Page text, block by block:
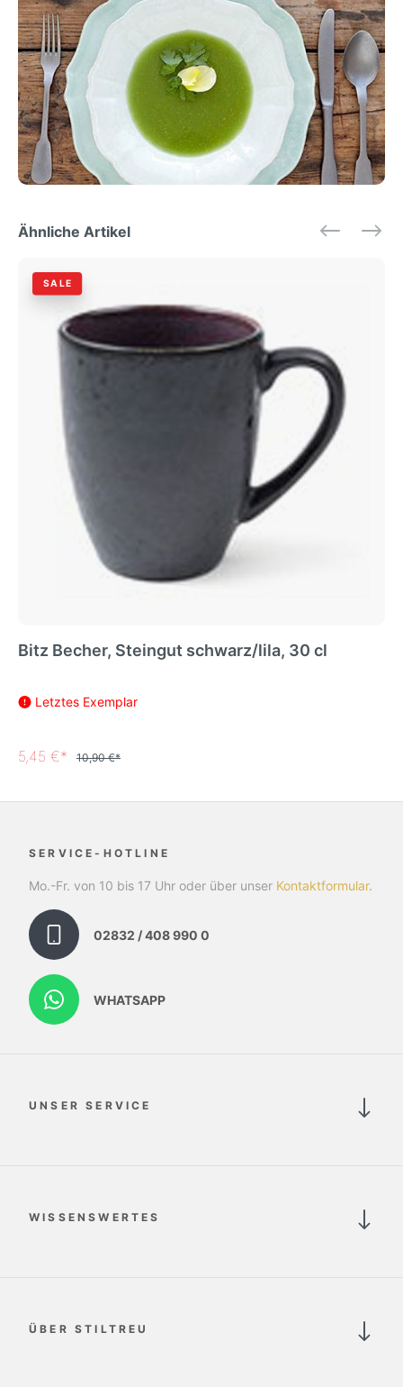
Ähnliche Artikel
SALE
Bitz Becher, Steingut schwarz/lila, 30 cl
Letztes Exemplar
5,45 €* 10,90 €*
SERVICE-HOTLINE
Mo.-Fr. von 10 bis 17 Uhr oder über unser Kontaktformular.
02832 / 408 990 0
WHATSAPP
UNSER SERVICE
WISSENSWERTES
ÜBER STILTREU